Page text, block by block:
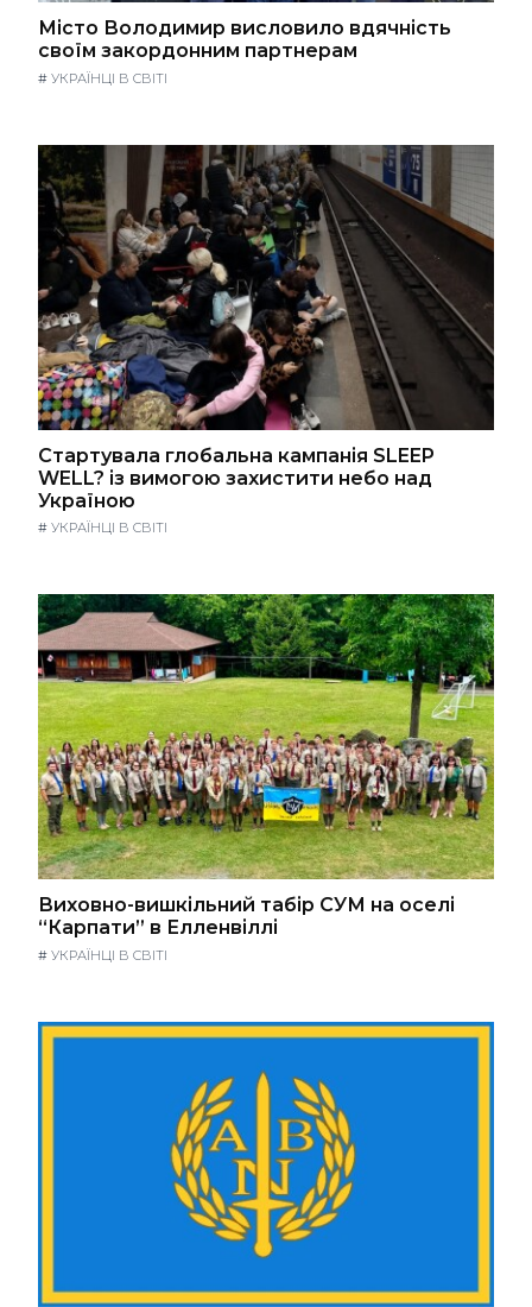
Місто Володимир висловило вдячність
своїм закордонним партнерам
# УКРАЇНЦІ В СВІТІ
Стартувала глобальна кампанія SLEEP
WELL? із вимогою захистити небо над
Україною
# УКРАЇНЦІ В СВІТІ
Виховно-вишкільний табір СУМ на оселі
“Карпати” в Елленвіллі
# УКРАЇНЦІ В СВІТІ